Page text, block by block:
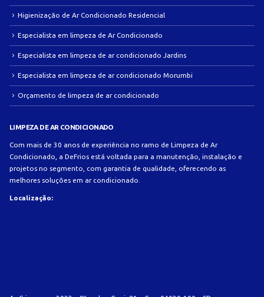
Higienização de Ar Condicionado Residencial
Especialista em limpeza de Ar Condicionado
Especialista em limpeza de ar condicionado Jardins
Especialista em limpeza de ar condicionado Morumbi
Orçamento de limpeza de ar condicionado
LIMPEZA DE AR CONDICIONADO
Com mais de 30 anos de experiência no ramo de Limpeza de Ar
Condicionado, a DeFrios está voltada para a manutenção, instalação e
projetos no segmento, com garantia de qualidade, oferecendo as
melhores soluções em ar condicionado.
Localização: